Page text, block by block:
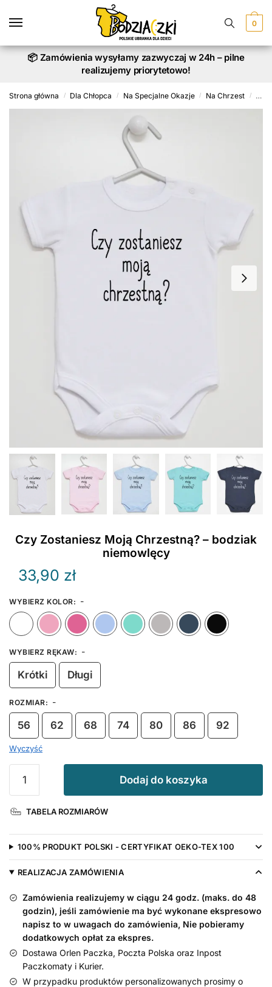
0
📦 Zamówienia wysyłamy zazwyczaj w 24h – pilne
realizujemy priorytetowo!
Strona główna / Dla Chłopca / Na Specjalne Okazje / Na Chrzest / Czy
Czy Zostaniesz Moją Chrzestną? – bodziak
niemowlęcy
33,90 zł
WYBIERZ KOLOR: -
Biały
Różowy Ciemny Różowy
Błękitny MiętowySzary
WYBIERZ RĘKAW: -
Krótki Długi
ROZMIAR: -
56 62 68 74 80 86 92
Wyczyść
Czy
Zostaniesz
Moją
-
bodziak
niemowlęcy
Dodaj do koszyka
TABELA ROZMIARÓW
100% PRODUKT POLSKI - CERTYFIKAT OEKO-TEX 100
REALIZACJA ZAMÓWIENIA
Zamówienia realizujemy w ciągu 24 godz. (maks. do 48
godzin), jeśli zamówienie ma być wykonane ekspresowo
napisz to w uwagach do zamówienia, Nie pobieramy
dodatkowych opłat za ekspres.
Dostawa Orlen Paczka, Poczta Polska oraz Inpost
Paczkomaty i Kurier.
W przypadku produktów personalizowanych prosimy o